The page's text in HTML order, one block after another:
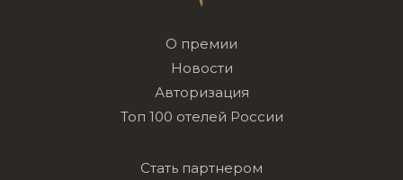
О премии
Новости
Авторизация
Топ 100 отелей России
Стать партнером